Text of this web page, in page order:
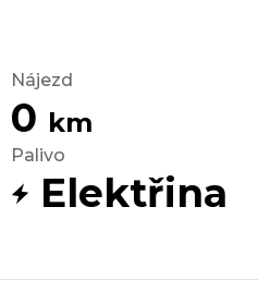
Nájezd
0 km
Palivo
Elektřina